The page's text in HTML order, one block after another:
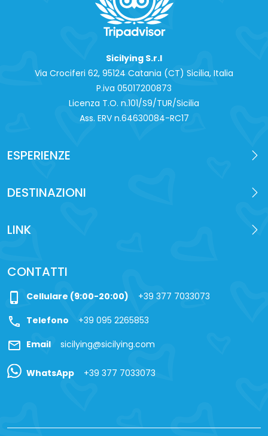
Sicilying S.r.l
Via Crociferi 62, 95124 Catania (CT) Sicilia, Italia
P.iva 0‍5017200873
Licenza T.O. n.101/S9/TUR/Sicilia
Ass. ERV n.64630084-RC17
ESPERIENZE
DESTINAZIONI
LINK
CONTATTI
phone_iphone Cellulare (9:00-20:00) +39 377 7033073
call Telefono +39 095 2265853
mail Email sicilying@sicilying.com
WhatsApp +39 377 7033073